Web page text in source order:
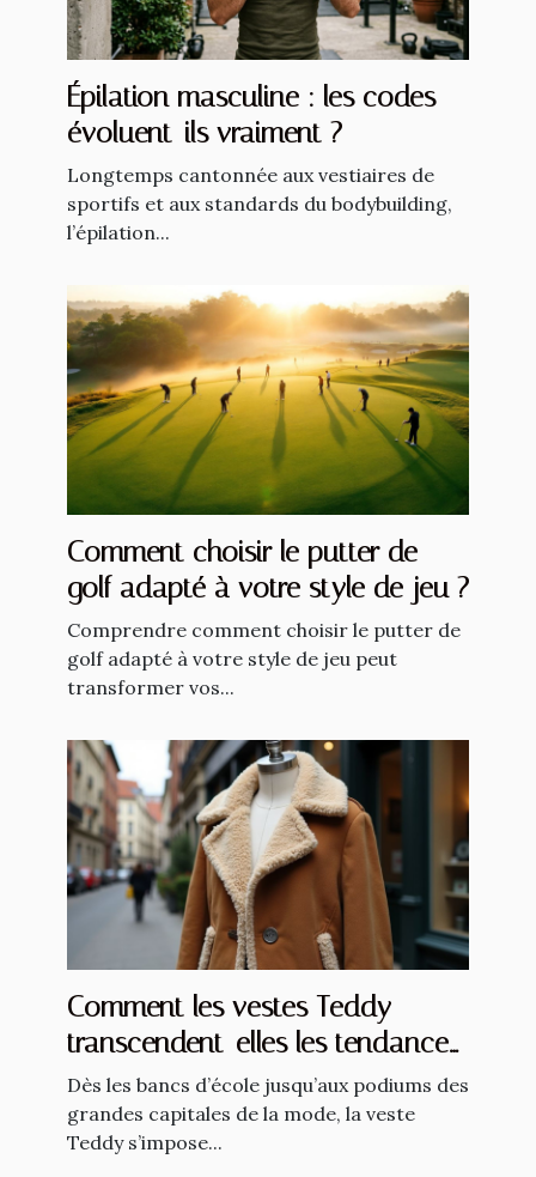
Épilation masculine : les codes
évoluent-ils vraiment ?
Longtemps cantonnée aux vestiaires de
sportifs et aux standards du bodybuilding,
l’épilation...
Comment choisir le putter de
golf adapté à votre style de jeu ?
Comprendre comment choisir le putter de
golf adapté à votre style de jeu peut
transformer vos...
Comment les vestes Teddy
transcendent-elles les tendances
saisonnières ?
Dès les bancs d’école jusqu’aux podiums des
grandes capitales de la mode, la veste
Teddy s’impose...